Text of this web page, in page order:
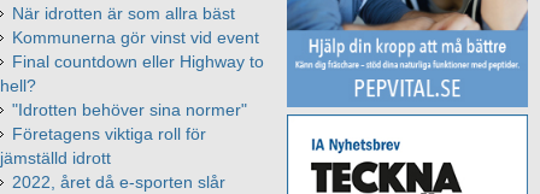
När idrotten är som allra bäst
Kommunerna gör vinst vid event
Final countdown eller Highway to
hell?
"Idrotten behöver sina normer"
Företagens viktiga roll för
jämställd idrott
2022, året då e-sporten slår